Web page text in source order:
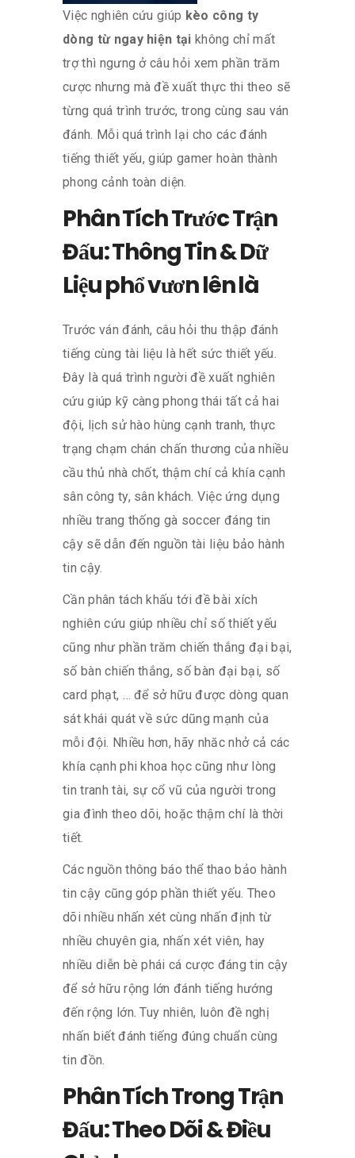
Việc nghiên cứu giúp kèo công ty
dòng từ ngay hiện tại không chỉ mất
trợ thì ngưng ở câu hỏi xem phần trăm
cược nhưng mà đề xuất thực thi theo sẽ
từng quá trình trước, trong cùng sau ván
đánh. Mỗi quá trình lại cho các đánh
tiếng thiết yếu, giúp gamer hoàn thành
phong cảnh toàn diện.
Phân Tích Trước Trận
Đấu: Thông Tin & Dữ
Liệu phổ vươn lên là
Trước ván đánh, câu hỏi thu thập đánh
tiếng cùng tài liệu là hết sức thiết yếu.
Đây là quá trình người đề xuất nghiên
cứu giúp kỹ càng phong thái tất cả hai
đội, lịch sử hào hùng cạnh tranh, thực
trạng chạm chán chấn thương của nhiều
cầu thủ nhà chốt, thậm chí cả khía cạnh
sân công ty, sân khách. Việc ứng dụng
nhiều trang thống gà soccer đáng tin
cậy sẽ dẫn đến nguồn tài liệu bảo hành
tin cậy.
Cần phân tách khấu tới đề bài xích
nghiên cứu giúp nhiều chỉ số thiết yếu
cũng như phần trăm chiến thắng đại bại,
số bàn chiến thắng, số bàn đại bại, số
card phạt, … để sở hữu được dòng quan
sát khái quát về sức dũng mạnh của
mỗi đội. Nhiều hơn, hãy nhăc nhở cả các
khía cạnh phi khoa học cũng như lòng
tin tranh tài, sự cổ vũ của người trong
gia đình theo dõi, hoặc thậm chí là thời
tiết.
Các nguồn thông báo thể thao bảo hành
tin cậy cũng góp phần thiết yếu. Theo
dõi nhiều nhấn xét cùng nhấn định từ
nhiều chuyên gia, nhấn xét viên, hay
nhiều diễn bè phái cá cược đáng tin cậy
để sở hữu rộng lớn đánh tiếng hướng
đến rộng lớn. Tuy nhiên, luôn đề nghị
nhấn biết đánh tiếng đúng chuẩn cùng
tin đồn.
Phân Tích Trong Trận
Đấu: Theo Dõi & Điều